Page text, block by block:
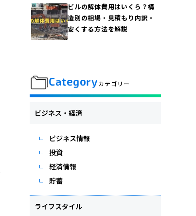
ビルの解体費用はいくら？構
造別の相場・見積もり内訳・
安くする方法を解説
Categoryカテゴリー
ビジネス・経済
ビジネス情報
投資
経済情報
貯蓄
ライフスタイル